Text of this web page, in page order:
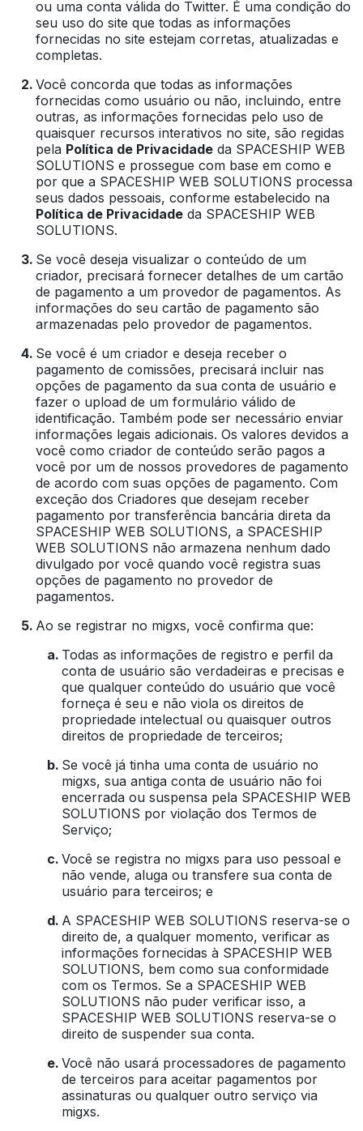
ou uma conta válida do Twitter. É uma condição do
seu uso do site que todas as informações
fornecidas no site estejam corretas, atualizadas e
completas.
Você concorda que todas as informações
fornecidas como usuário ou não, incluindo, entre
outras, as informações fornecidas pelo uso de
quaisquer recursos interativos no site, são regidas
pela Política de Privacidade da SPACESHIP WEB
SOLUTIONS e prossegue com base em como e
por que a SPACESHIP WEB SOLUTIONS processa
seus dados pessoais, conforme estabelecido na
Política de Privacidade da SPACESHIP WEB
SOLUTIONS.
Se você deseja visualizar o conteúdo de um
criador, precisará fornecer detalhes de um cartão
de pagamento a um provedor de pagamentos. As
informações do seu cartão de pagamento são
armazenadas pelo provedor de pagamentos.
Se você é um criador e deseja receber o
pagamento de comissões, precisará incluir nas
opções de pagamento da sua conta de usuário e
fazer o upload de um formulário válido de
identificação. Também pode ser necessário enviar
informações legais adicionais. Os valores devidos a
você como criador de conteúdo serão pagos a
você por um de nossos provedores de pagamento
de acordo com suas opções de pagamento. Com
exceção dos Criadores que desejam receber
pagamento por transferência bancária direta da
SPACESHIP WEB SOLUTIONS, a SPACESHIP
WEB SOLUTIONS não armazena nenhum dado
divulgado por você quando você registra suas
opções de pagamento no provedor de
pagamentos.
Ao se registrar no migxs, você confirma que:
Todas as informações de registro e perfil da
conta de usuário são verdadeiras e precisas e
que qualquer conteúdo do usuário que você
forneça é seu e não viola os direitos de
propriedade intelectual ou quaisquer outros
direitos de propriedade de terceiros;
Se você já tinha uma conta de usuário no
migxs, sua antiga conta de usuário não foi
encerrada ou suspensa pela SPACESHIP WEB
SOLUTIONS por violação dos Termos de
Serviço;
Você se registra no migxs para uso pessoal e
não vende, aluga ou transfere sua conta de
usuário para terceiros; e
A SPACESHIP WEB SOLUTIONS reserva-se o
direito de, a qualquer momento, verificar as
informações fornecidas à SPACESHIP WEB
SOLUTIONS, bem como sua conformidade
com os Termos. Se a SPACESHIP WEB
SOLUTIONS não puder verificar isso, a
SPACESHIP WEB SOLUTIONS reserva-se o
direito de suspender sua conta.
Você não usará processadores de pagamento
de terceiros para aceitar pagamentos por
assinaturas ou qualquer outro serviço via
migxs.